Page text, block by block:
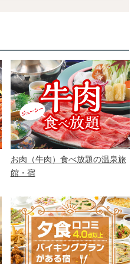
お肉（牛肉）食べ放題の温泉旅
館・宿